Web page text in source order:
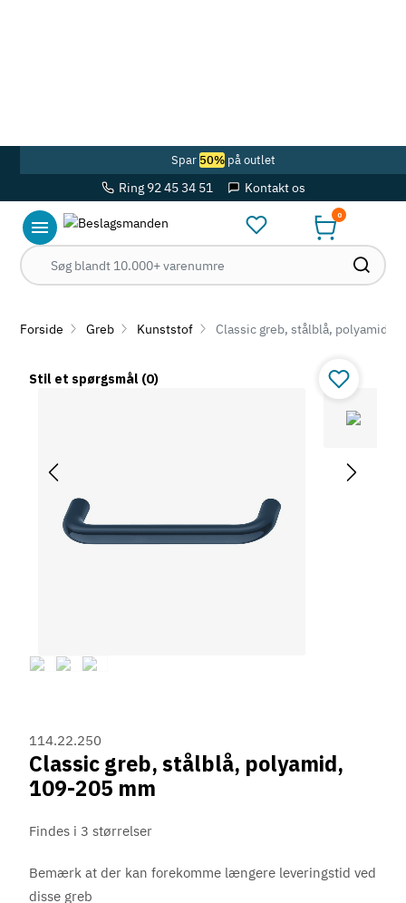
Spar 50%på outlet
Ring 92 45 34 51 Kontakt os
0
Forside Greb Kunststof Classic greb, stålblå, polyamid,
Stil et spørgsmål (0)
114.22.250
Classic greb, stålblå, polyamid,
109-205 mm
Findes i 3 størrelser
Bemærk at der kan forekomme længere leveringstid ved
disse greb